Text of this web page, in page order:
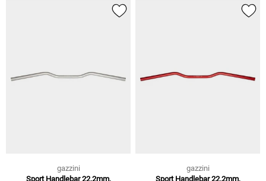
gazzini
Sport Handlebar 22.2mm,
gazzini
Sport Handlebar 22.2mm,